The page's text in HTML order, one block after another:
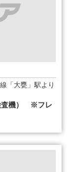
「大甕」駅より
査機） ※フレ